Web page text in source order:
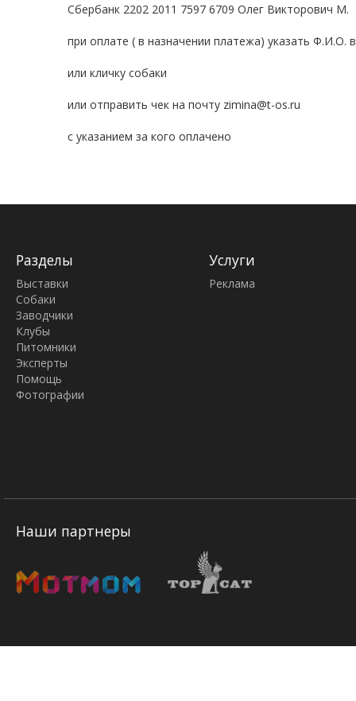
Сбербанк 2202 2011 7597 6709 Олег Викторович М.
при оплате ( в назначении платежа) указать Ф.И.О.
или кличку собаки
или отправить чек на почту zimina@t-os.ru
с указанием за кого оплачено
Разделы
Выставки
Собаки
Заводчики
Клубы
Питомники
Эксперты
Помощь
Фотографии
Услуги
Реклама
Наши партнеры